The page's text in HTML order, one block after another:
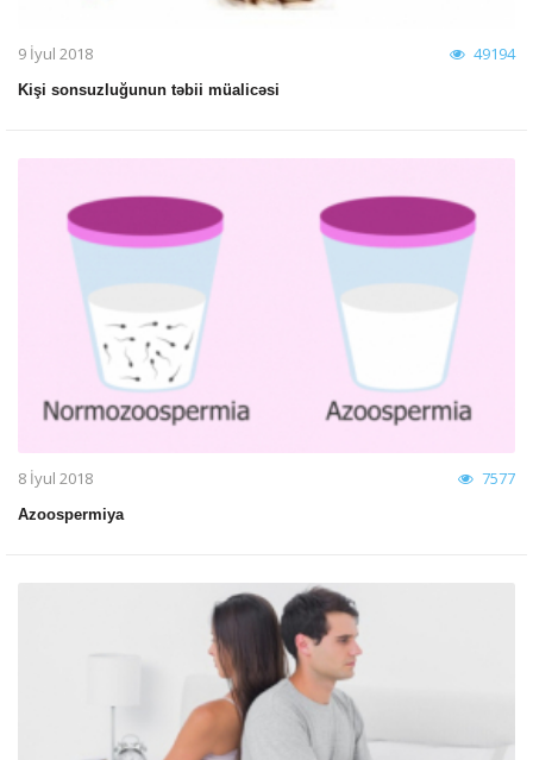
9 İyul 2018 49194
Kişi sonsuzluğunun təbii müalicəsi
8 İyul 2018 7577
Azoospermiya